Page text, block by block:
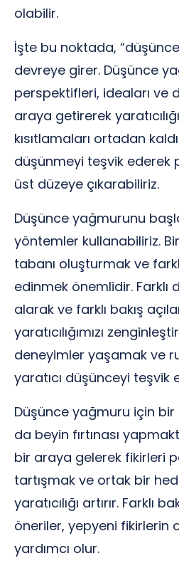
olabilir.
İşte bu noktada,
devreye girer. Düşünce
perspektifleri, ideaları ve
araya getirerek
kısıtlamaları ortadan
düşünmeyi teşvik ederek
üst düzeye çıkarabiliriz.
Düşünce yağmurunu
yöntemler kullanabiliriz.
tabanı oluşturmak ve
edinmek önemlidir. Farklı
alarak ve farklı bakış
yaratıcılığımızı
deneyimler yaşamak ve
yaratıcı düşünceyi teşvik
Düşünce yağmuru için
da beyin fırtınası
bir araya gelerek fikirleri
tartışmak ve ortak bir
yaratıcılığı artırır. Farklı
öneriler, yepyeni fikirlerin
yardımcı olur.